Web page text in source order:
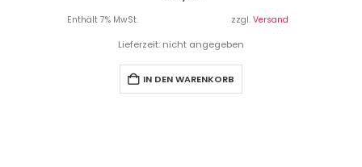
Enthält 7% MwSt. zzgl. Versand
Lieferzeit: nicht angegeben
IN DEN WARENKORB